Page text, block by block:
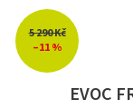
5 290 Kč
–11 %
EVOC